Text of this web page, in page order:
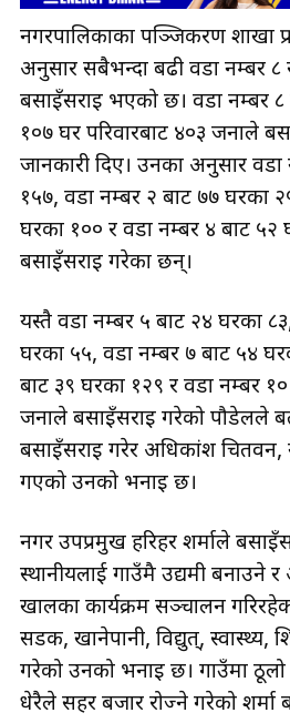
नगरपालिकाका पञ्जिकरण शाखा
अनुसार सबैभन्दा बढी वडा नम्बर
बसाइँसराइ भएको छ। वडा नम्बर ८
१०७ घर परिवारबाट ४०३ जनाले
जानकारी दिए। उनका अनुसार
१५७, वडा नम्बर २ बाट ७७ घरका
घरका १०० र वडा नम्बर ४ बाट
बसाइँसराइ गरेका छन्।
यस्तै वडा नम्बर ५ बाट २४ घरका
घरका ५५, वडा नम्बर ७ बाट ५४
बाट ३९ घरका १२९ र वडा नम्बर
जनाले बसाइँसराइ गरेको पौडेलले
बसाइँसराइ गरेर अधिकांश
गएको उनको भनाइ छ।
नगर उपप्रमुख हरिहर शर्माले
स्थानीयलाई गाउँमै उद्यमी बनाउने
खालका कार्यक्रम सञ्चालन
सडक, खानेपानी, विद्युत्, स्वास्थ्य,
गरेको उनको भनाइ छ। गाउँमा ठूलो
धेरैले सहर बजार रोज्ने गरेको शर्मा